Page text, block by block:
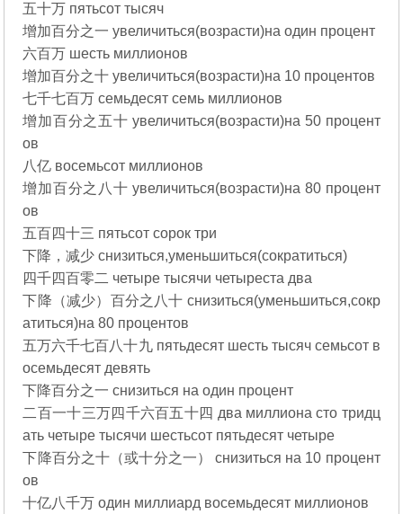
五十万 пятьсот тысяч
增加百分之一 увеличиться(возрасти)на один процент
六百万 шесть миллионов
增加百分之十 увеличиться(возрасти)на 10 процентов
七千七百万 семьдесят семь миллионов
增加百分之五十 увеличиться(возрасти)на 50 процент
ов
八亿 восемьсот миллионов
增加百分之八十 увеличиться(возрасти)на 80 процент
ов
五百四十三 пятьсот сорок три
下降，减少 снизиться,уменьшиться(сократиться)
四千四百零二 четыре тысячи четыреста два
下降（减少）百分之八十 снизиться(уменьшиться,сокр
атиться)на 80 процентов
五万六千七百八十九 пятьдесят шесть тысяч семьсот в
осемьдесят девять
下降百分之一 снизиться на один процент
二百一十三万四千六百五十四 два миллиона сто тридц
ать четыре тысячи шестьсот пятьдесят четыре
下降百分之十（或十分之一） снизиться на 10 процент
ов
十亿八千万 один миллиард восемьдесят миллионов